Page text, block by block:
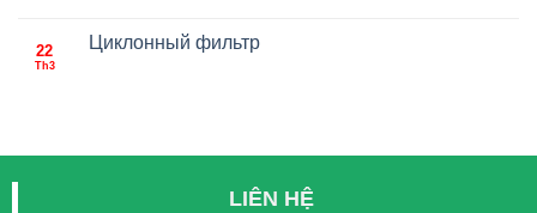
22
Th3
Циклонный фильтр
LIÊN HỆ